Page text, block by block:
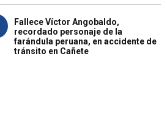
Fallece Víctor Angobaldo,
recordado personaje de la
farándula peruana, en accidente de
tránsito en Cañete